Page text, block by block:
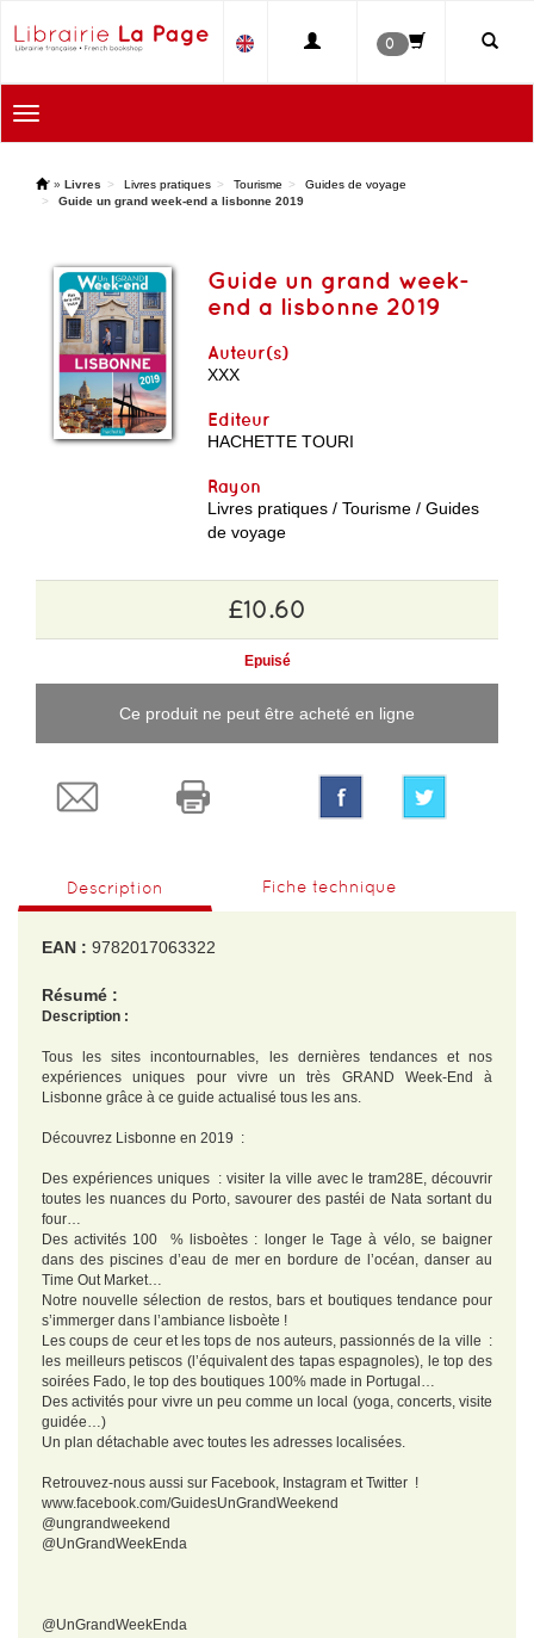
0
Toggle
navigation
' » Livres Livres pratiques Tourisme
Guides de voyage
Guide un grand week-end a lisbonne 2019
Guide un grand week-
end a lisbonne 2019
Auteur(s)
XXX
Editeur
HACHETTE TOURI
Rayon
Livres pratiques / Tourisme / Guides
de voyage
£10.60
Epuisé
Ce produit ne peut être acheté en ligne
Description Fiche technique
EAN : 9782017063322
Résumé :
Description :
Tous les sites incontournables, les dernières tendances et nos
expériences uniques pour vivre un très GRAND Week-End à
Lisbonne grâce à ce guide actualisé tous les ans.
Découvrez Lisbonne en 2019 :
Des expériences uniques : visiter la ville avec le tram28E, découvrir
toutes les nuances du Porto, savourer des pastéi de Nata sortant du
four…
Des activités 100 % lisboètes : longer le Tage à vélo, se baigner
dans des piscines d’eau de mer en bordure de l’océan, danser au
Time Out Market…
Notre nouvelle sélection de restos, bars et boutiques tendance pour
s’immerger dans l’ambiance lisboète !
Les coups de ceur et les tops de nos auteurs, passionnés de la ville :
les meilleurs petiscos (l’équivalent des tapas espagnoles), le top des
soirées Fado, le top des boutiques 100% made in Portugal…
Des activités pour vivre un peu comme un local (yoga, concerts, visite
guidée…)
Un plan détachable avec toutes les adresses localisées.
Retrouvez-nous aussi sur Facebook, Instagram et Twitter !
www.facebook.com/GuidesUnGrandWeekend
@ungrandweekend
@UnGrandWeekEnda
@UnGrandWeekEnda